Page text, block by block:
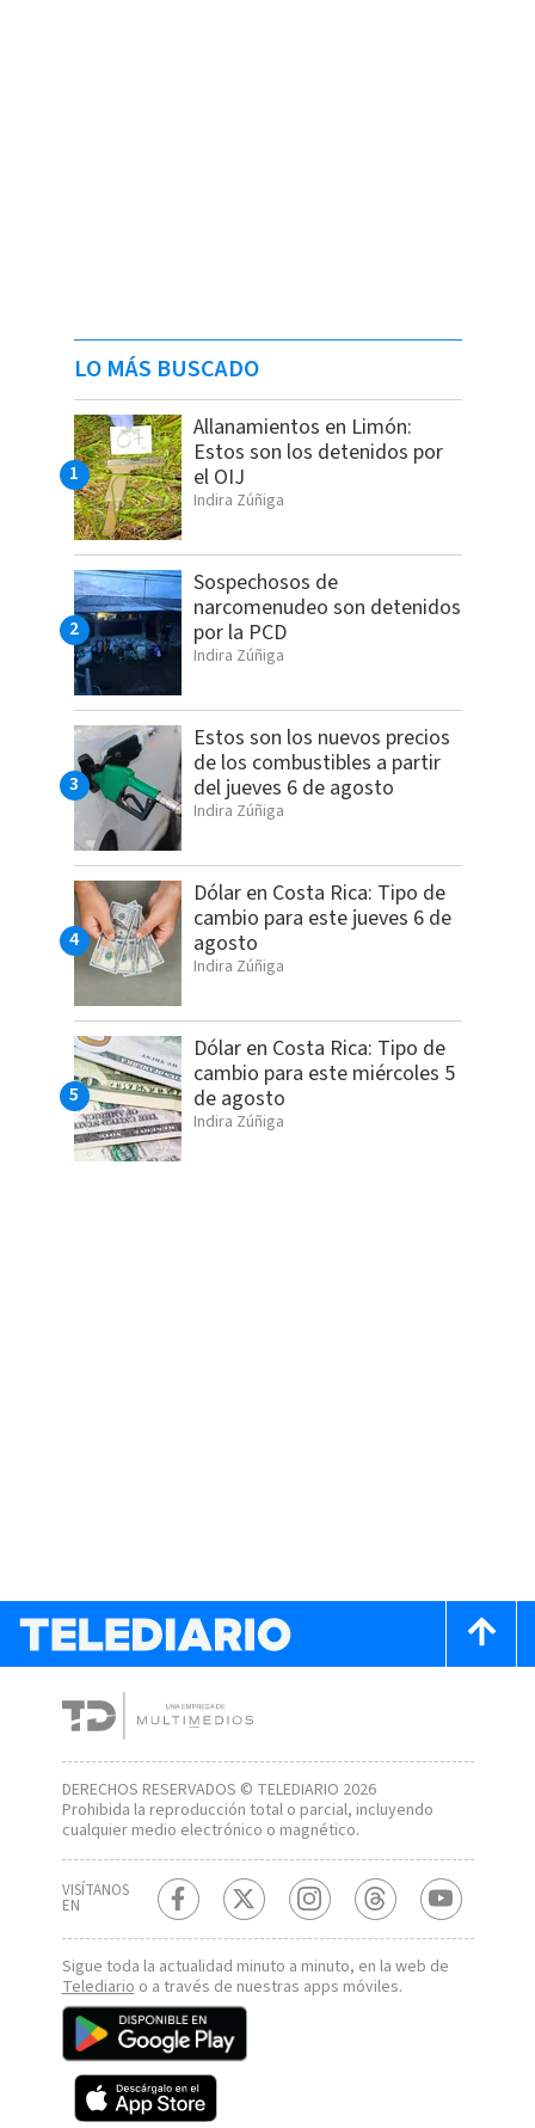
LO MÁS BUSCADO
Allanamientos en Limón:
Estos son los detenidos por
el OIJ
Indira Zúñiga
Sospechosos de
narcomenudeo son detenidos
por la PCD
Indira Zúñiga
Estos son los nuevos precios
de los combustibles a partir
del jueves 6 de agosto
Indira Zúñiga
Dólar en Costa Rica: Tipo de
cambio para este jueves 6 de
agosto
Indira Zúñiga
Dólar en Costa Rica: Tipo de
cambio para este miércoles 5
de agosto
Indira Zúñiga
DERECHOS RESERVADOS © TELEDIARIO 2026
Prohibida la reproducción total o parcial, incluyendo
cualquier medio electrónico o magnético.
VISÍTANOS
EN
Sigue toda la actualidad minuto a minuto, en la web de
Telediario o a través de nuestras apps móviles.